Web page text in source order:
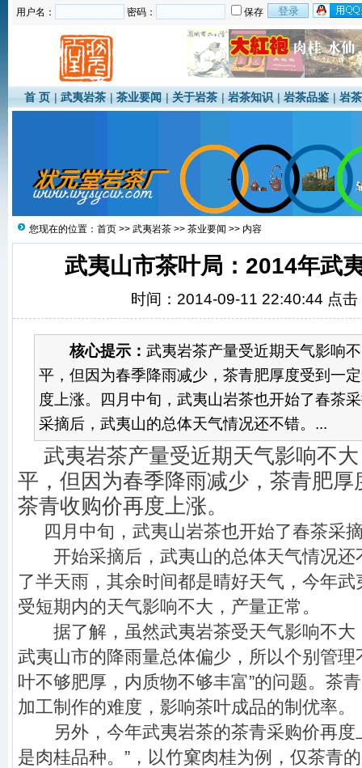
用户名： 密码： 保存
首 页 |武夷岩茶 |茶业要闻 |关于岩茶 |岩茶知识 |岩茶品鉴 |岩
您现在的位置： 首页 >> 武夷岩茶 >> 茶业要闻 >> 内容
武夷山市茶叶局：2014年武
时间：2014-09-11 22:40:44 点击
核心提示： 武夷岩茶产量受近期天气影响
平，但因为春季降雨减少，茶青肥厚度受到一
度上涨。四月中旬，武夷山岩茶也开始了春
采摘后，武夷山的总体天气情况还不错。...
武夷岩茶产量受近期天气影响不
平，但因为春季降雨减少，茶青肥厚
茶青收购价再度上涨。
四月中旬，武夷山岩茶也开始了春茶采
开始采摘后，武夷山的总体天气情况还
了半天雨，其余时间都是晴好天气，今年
受短期内的天气影响不大，产量正常。
据了解，虽然武夷岩茶受天气影响不大
武夷山市的降雨量总体偏少，所以个别管理
叶不够肥厚，内质物不够丰富”的问题。茶
加工制作的难度，影响茶叶成品的制优率。
另外，今年武夷岩茶的茶青采购价再度
是肉桂品种。”，以竹窠肉桂为例，仅茶青